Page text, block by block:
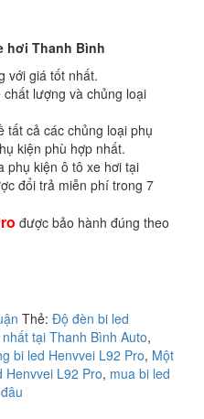
hơi Thanh Bình
với giá tốt nhất.
lượng và chủng loại
cả các chủng loại phụ
kiện phù hợp nhất.
phụ kiện ô tô xe hơi tại
đổi trả miễn phí trong 7
được bảo hành đúng theo
Thẻ: Độ đèn bi led
tại Thanh Bình Auto,
bi led Henvvei L92 Pro, Một
L92 Pro, mua bi led